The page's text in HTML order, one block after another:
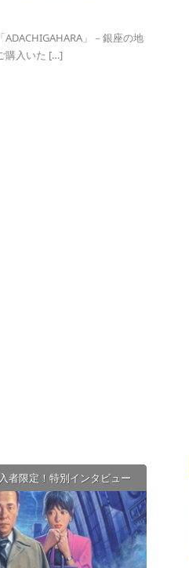
」－銀座の地
購入いた […]
者限定！特別インタビュー